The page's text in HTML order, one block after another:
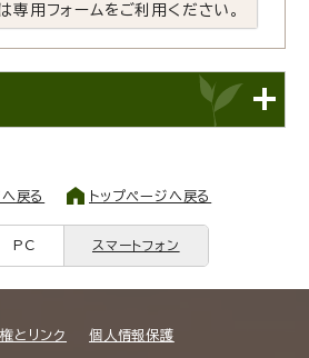
専用フォームをご利用ください。
戻る トップページへ戻る
PC スマートフォン
とリンク 個人情報保護